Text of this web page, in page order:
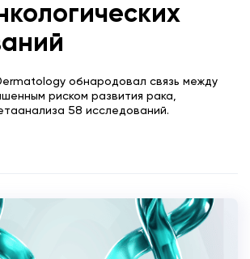
обнародовал связь между
риском развития рака,
58 исследований.